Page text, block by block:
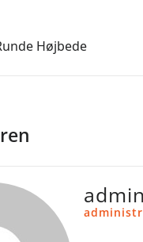
Højbede
admin